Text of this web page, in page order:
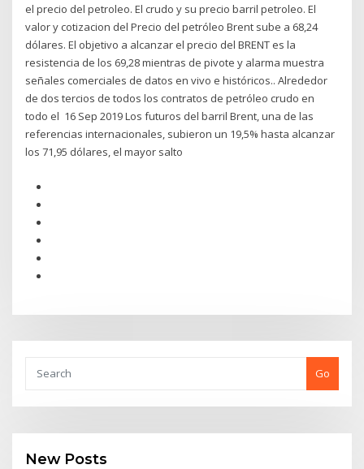
el precio del petroleo. El crudo y su precio barril petroleo. El
valor y cotizacion del Precio del petróleo Brent sube a 68,24
dólares. El objetivo a alcanzar el precio del BRENT es la
resistencia de los 69,28 mientras de pivote y alarma muestra
señales comerciales de datos en vivo e históricos.. Alrededor
de dos tercios de todos los contratos de petróleo crudo en
todo el 16 Sep 2019 Los futuros del barril Brent, una de las
referencias internacionales, subieron un 19,5% hasta alcanzar
los 71,95 dólares, el mayor salto
Go
New Posts